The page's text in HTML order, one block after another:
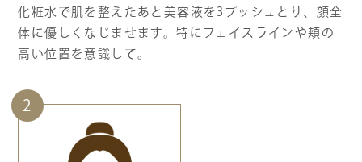
化粧水で肌を整えたあと美容液を3プッシュとり、顔全
体に優しくなじませます。特にフェイスラインや頬の
高い位置を意識して。
2